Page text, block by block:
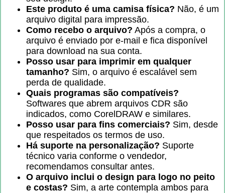
Este produto é uma camisa física? Não, é um
arquivo digital para impressão.
Como recebo o arquivo? Após a compra, o
arquivo é enviado por e-mail e fica disponível
para download na sua conta.
Posso usar para imprimir em qualquer
tamanho? Sim, o arquivo é escalável sem
perda de qualidade.
Quais programas são compatíveis?
Softwares que abrem arquivos CDR são
indicados, como CorelDRAW e similares.
Posso usar para fins comerciais? Sim, desde
que respeitados os termos de uso.
Há suporte na personalização? Suporte
técnico varia conforme o vendedor,
recomendamos consultar antes.
O arquivo inclui o design para logo no peito
e costas? Sim, a arte contempla ambos para